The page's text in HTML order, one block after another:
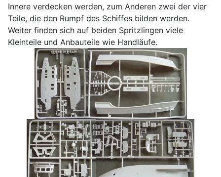
Innere verdecken werden, zum Anderen zwei der vier
Teile, die den Rumpf des Schiffes bilden werden.
Weiter finden sich auf beiden Spritzlingen viele
Kleinteile und Anbauteile wie Handläufe.